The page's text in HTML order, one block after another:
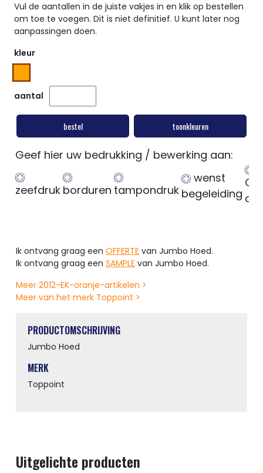
Vul de aantallen in de juiste vakjes in en klik op bestellen
om toe te voegen. Dit is niet definitief. U kunt later nog
aanpassingen doen.
kleur
aantal
bestel toonkleuren
Geef hier uw bedrukking / bewerking aan:
zeefdruk borduren tampondruk
wenst
begeleiding
Ik ontvang graag een OFFERTE van Jumbo Hoed.
Ik ontvang graag een SAMPLE van Jumbo Hoed.
Meer 2012-EK-oranje-artikelen >
Meer van het merk Toppoint >
PRODUCTOMSCHRIJVING
Jumbo Hoed
MERK
Toppoint
Uitgelichte producten